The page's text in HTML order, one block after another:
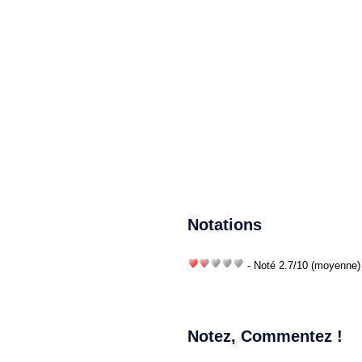
Notations
- Noté 2.7/10
Notez, Commentez !